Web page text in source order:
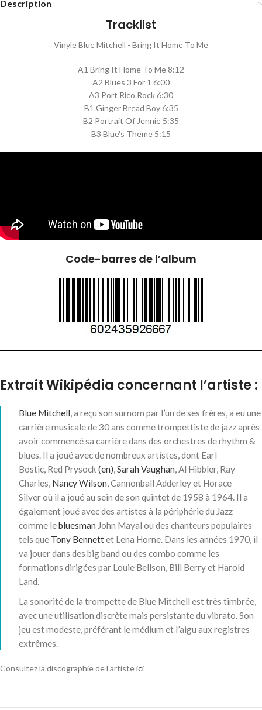
Description
Tracklist
Vinyle Blue Mitchell - Bring It Home To Me
A1 Bring It Home To Me 8:12
A2 Blues 3 For 1 6:00
A3 Port Rico Rock 6:30
B1 Ginger Bread Boy 6:35
B2 Portrait Of Jennie 5:35
B3 Blue's Theme 5:15
Code-barres de l’album
Extrait Wikipédia concernant l’artiste :
Blue Mitchell, a reçu son surnom par l’un de ses frères, a eu une
carrière musicale de 30 ans comme trompettiste de jazz après
avoir commencé sa carrière dans des orchestres de rhythm &
blues. Il a joué avec de nombreux artistes, dont Earl
Bostic, Red Prysock (en),Sarah Vaughan, Al Hibbler, Ray
Charles, Nancy Wilson, Cannonball Adderley et Horace
Silver où il a joué au sein de son quintet de 1958 à 1964. Il a
également joué avec des artistes à la périphérie du Jazz
comme lebluesman John Mayal ou des chanteurs populaires
tels que Tony Bennettet Lena Horne. Dans les années 1970, il
va jouer dans des big band ou des combo comme les
formations dirigées par Louie Bellson, Bill Berry et Harold
Land.
La sonorité de la trompette de Blue Mitchell est très timbrée,
avec une utilisation discrète mais persistante du vibrato. Son
jeu est modeste, préférant le médium et l’aigu aux registres
extrêmes.
Consultez la discographie de l’artisteici